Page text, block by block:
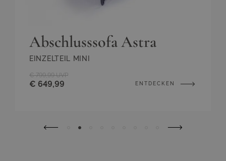
Abschlusssofa Astra
EINZELTEIL MINI
€ 649,99
€ 799,99 UVP
ENTDECKEN